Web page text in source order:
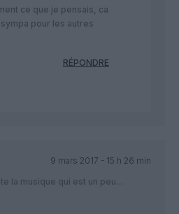
ce que je pensais, ca
pour les autres
RÉPONDRE
9 mars 2017 - 15 h 26 min
la musique qui est un peu…